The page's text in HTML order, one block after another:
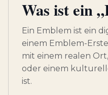
Was ist ein
Ein Emblem ist ein
einem Emblem-
mit einem realen
oder einem
ist.